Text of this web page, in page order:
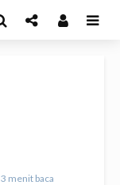
3 menit baca